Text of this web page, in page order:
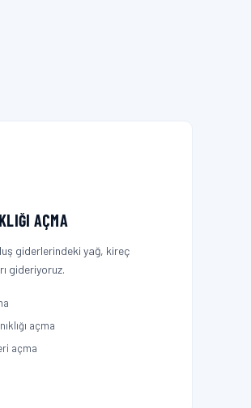
AÇMA
giderlerindeki yağ, kireç
gideriyoruz.
açma
açma